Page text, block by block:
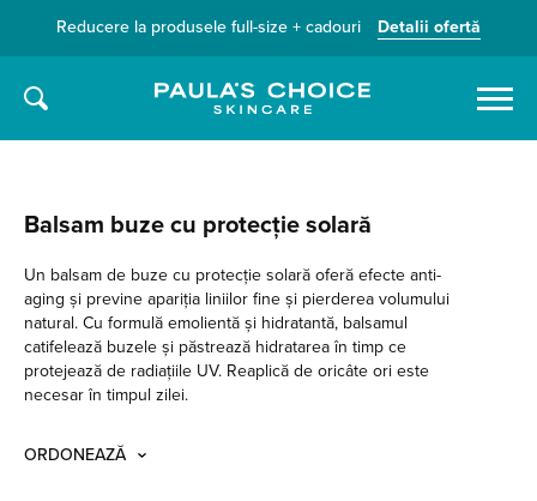
Reducere la produsele full-size + cadouri Detalii ofertă
Caută
Balsam buze cu protecție solară
Un balsam de buze cu protecție solară oferă efecte anti-
aging și previne apariția liniilor fine și pierderea volumului
natural. Cu formulă emolientă și hidratantă, balsamul
catifelează buzele și păstrează hidratarea în timp ce
protejează de radiațiile UV. Reaplică de oricâte ori este
necesar în timpul zilei.
ORDONEAZĂ